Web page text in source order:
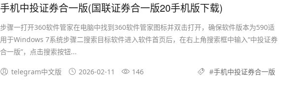
手机中投证券合一版(国联证券合一版20手机版下载)
步骤一打开360软件管家在电脑中找到360软件管家图标并双击打开，确保软件版本为590适
用于Windows 7系统步骤二搜索目标软件进入软件首页后，在右上角搜索框中输入“中投证券
合一版”，点击搜索按钮...
telegram中文版 2026-02-11 146 #手机中投证券合一版